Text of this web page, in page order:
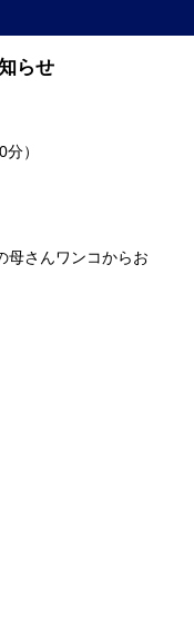
らせ
）
母さんワンコからお